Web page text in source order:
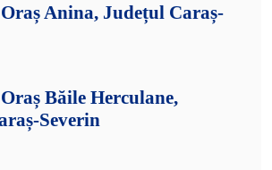
Anina, Județul Caraș-
Băile Herculane,
Severin